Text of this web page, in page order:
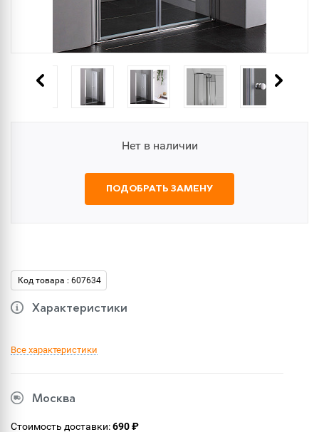
Нет в наличии
ПОДОБРАТЬ ЗАМЕНУ
Код товара : 607634
Характеристики
Все характеристики
Москва
Стоимость доставки:690 ₽